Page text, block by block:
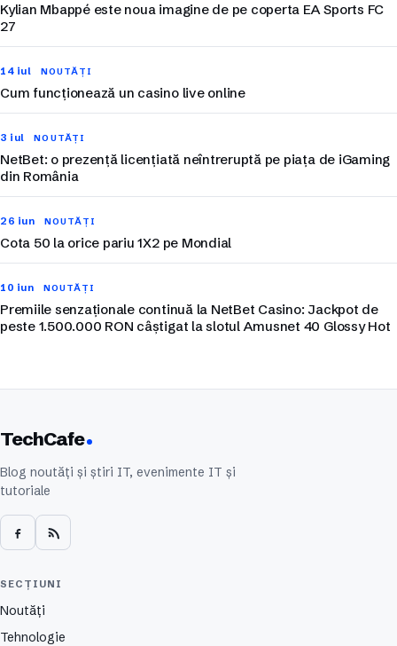
Kylian Mbappé este noua imagine de pe coperta EA Sports FC
27
14 iul NOUTĂȚI
Cum funcționează un casino live online
3 iul NOUTĂȚI
NetBet: o prezență licențiată neîntreruptă pe piața de iGaming
din România
26 iun NOUTĂȚI
Cota 50 la orice pariu 1X2 pe Mondial
10 iun NOUTĂȚI
Premiile senzaționale continuă la NetBet Casino: Jackpot de
peste 1.500.000 RON câștigat la slotul Amusnet 40 Glossy Hot
TechCafe
Blog noutăți și știri IT, evenimente IT și
tutoriale
SECȚIUNI
Noutăți
Tehnologie